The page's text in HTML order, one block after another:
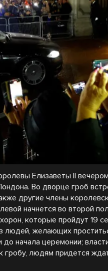
Елизаветы II
Во дворце гроб
другие члены
начнется во второй
которые пройдут 19
людей, желающих
начала церемонии;
людям придется